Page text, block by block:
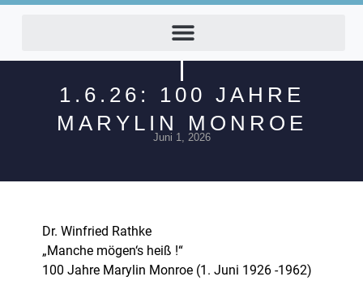
1.6.26: 100 JAHRE
MARYLIN MONROE
Juni 1, 2026
Dr. Winfried Rathke
„Manche mögen‘s heiß !“
100 Jahre Marylin Monroe (1. Juni 1926 -1962)